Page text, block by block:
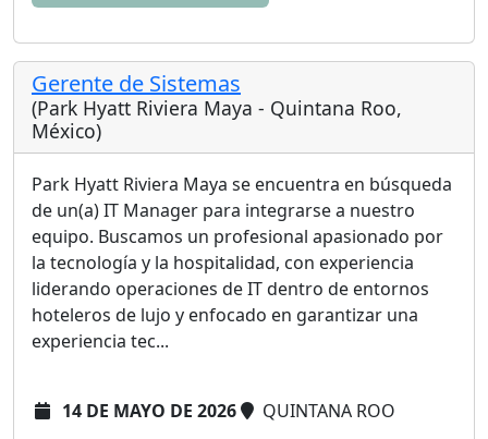
Gerente de Sistemas
(Park Hyatt Riviera Maya - Quintana Roo,
México)
Park Hyatt Riviera Maya se encuentra en búsqueda
de un(a) IT Manager para integrarse a nuestro
equipo. Buscamos un profesional apasionado por
la tecnología y la hospitalidad, con experiencia
liderando operaciones de IT dentro de entornos
hoteleros de lujo y enfocado en garantizar una
experiencia tec...
14 DE MAYO DE 2026 QUINTANA ROO